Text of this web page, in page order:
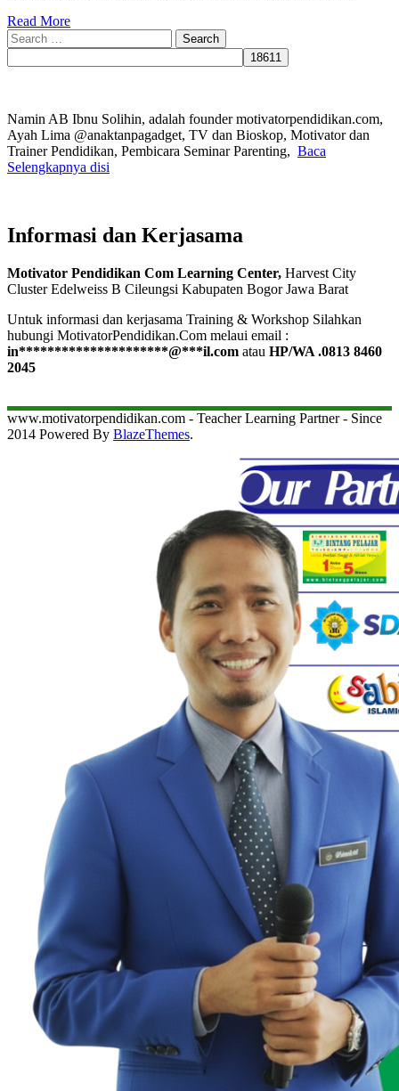
Read More
Search
for:
Namin AB Ibnu Solihin, adalah founder motivatorpendidikan.com,
Ayah Lima @anaktanpagadget, TV dan Bioskop, Motivator dan
Trainer Pendidikan, Pembicara Seminar Parenting, Baca
Selengkapnya disi
Informasi dan Kerjasama
Motivator Pendidikan Com Learning Center, Harvest City
Cluster Edelweiss B Cileungsi Kabupaten Bogor Jawa Barat
Untuk informasi dan kerjasama Training & Workshop Silahkan
hubungi MotivatorPendidikan.Com melaui email :
in*********************@***il.com atau HP/WA .0813 8460
2045
www.motivatorpendidikan.com - Teacher Learning Partner - Since
2014 Powered By BlazeThemes.